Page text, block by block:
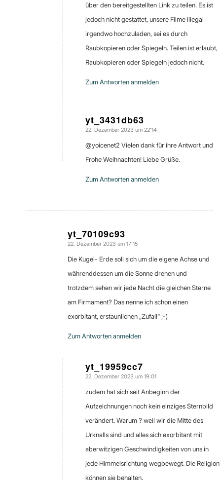
über den bereitgestellten Link zu teilen. Es ist
jedoch nicht gestattet, unsere Filme illegal
irgendwo hochzuladen, sei es durch
Raubkopieren oder Spiegeln. Teilen ist erlaubt,
Raubkopieren oder Spiegeln jedoch nicht.
Zum Antworten anmelden
yt_3431db63
sagte:
22. Dezember 2023 um 22:14
@yoicenet2 Vielen dank für ihre Antwort und
Frohe Weihnachten! Liebe Grüße.
Zum Antworten anmelden
yt_70109c93
sagte:
22. Dezember 2023 um 17:15
Die Kugel- Erde soll sich um die eigene Achse und
währenddessen um die Sonne drehen und
trotzdem sehen wir jede Nacht die gleichen Sterne
am Firmament? Das nenne ich schon einen
exorbitant, erstaunlichen „Zufall“ ;-)
Zum Antworten anmelden
yt_19959cc7
sagte:
22. Dezember 2023 um 19:01
zudem hat sich seit Anbeginn der
Aufzeichnungen noch kein einziges Sternbild
verändert. Warum ? weil wir die Mitte des
Urknalls sind und alles sich exorbitant mit
aberwitzigen Geschwindigkeiten von uns in
jede Himmelsrichtung wegbewegt. Die Religion
können sie behalten.